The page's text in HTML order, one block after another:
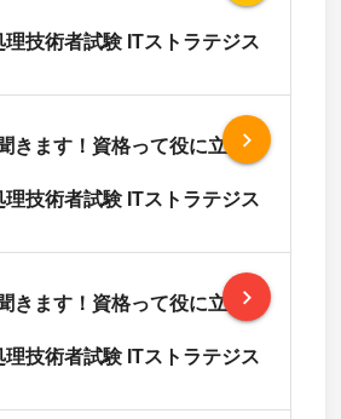
理技術者試験 ITストラテジス
きます！資格って役に立ちま
理技術者試験 ITストラテジス
navigate_next
きます！資格って役に立ちま
理技術者試験 ITストラテジス
navigate_next